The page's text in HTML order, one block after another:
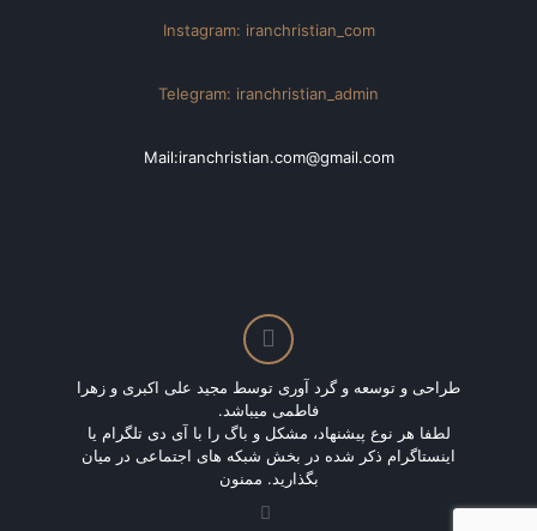
Instagram: iranchristian_com
Telegram: iranchristian_admin
Mail:iranchristian.com@gmail.com
طراحی و توسعه و گرد آوری توسط مجید علی اکبری و زهرا
فاطمی میباشد.
لطفا هر نوع پیشنهاد، مشکل و باگ را با آی دی تلگرام یا
اینستاگرام ذکر شده در بخش شبکه های اجتماعی در میان
بگذارید. ممنون